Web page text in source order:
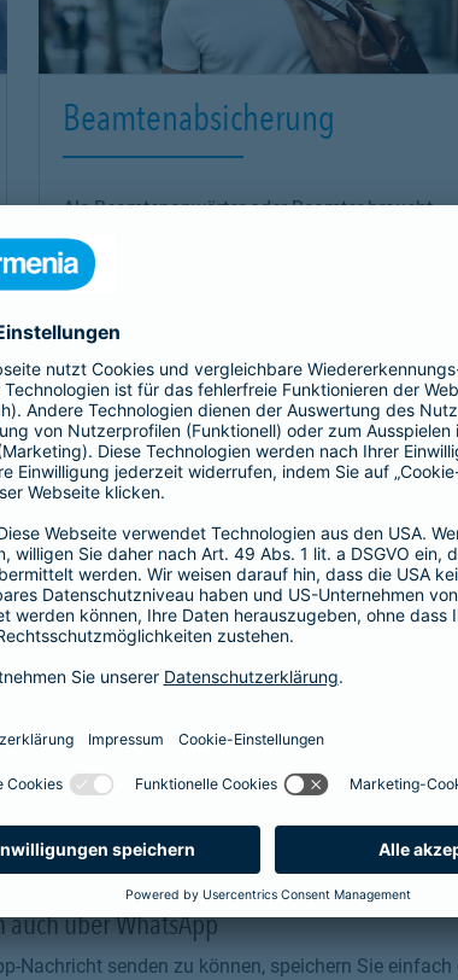
Beamtenabsicherung
Als Beamtenanwärter oder Beamter braucht
es eine Absicherung, die genau zu einem
passt: unsere
für Beamtenanwärter und Beamte. Sie
ergänzt den Schutz der individuellen Beihilfe
genau an die Bedürfnisse an.
Mehr erfahren Link Opens in New Tab
Versicherung
auch über WhatsApp
Nachricht senden zu können, speichern Sie